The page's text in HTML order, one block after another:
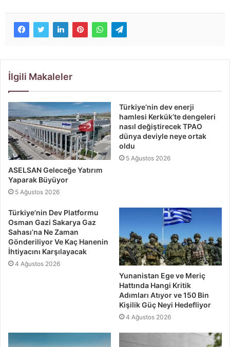
İlgili Makaleler
ASELSAN Geleceğe Yatırım
Yaparak Büyüyor
5 Ağustos 2026
Türkiye’nin dev enerji
hamlesi Kerkük’te dengeleri
nasıl değiştirecek TPAO
dünya deviyle neye ortak
oldu
5 Ağustos 2026
Türkiye’nin Dev Platformu
Osman Gazi Sakarya Gaz
Sahası’na Ne Zaman
Gönderiliyor Ve Kaç Hanenin
İhtiyacını Karşılayacak
4 Ağustos 2026
Yunanistan Ege ve Meriç
Hattında Hangi Kritik
Adımları Atıyor ve 150 Bin
Kişilik Güç Neyi Hedefliyor
4 Ağustos 2026